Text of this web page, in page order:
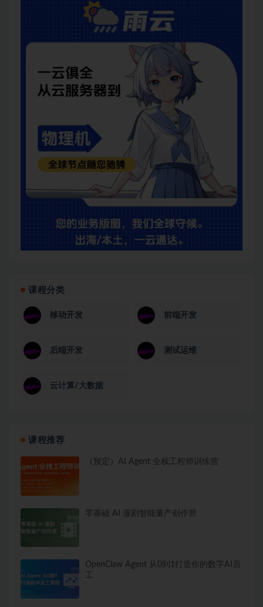
课程分类
移动开发 前端开发
后端开发 测试运维
云计算/大数据
课程推荐
（预定）AI Agent 全栈工程师训练营
零基础 AI 漫剧智能量产创作营
OpenClaw Agent 从0到1打造你的数字AI员
工